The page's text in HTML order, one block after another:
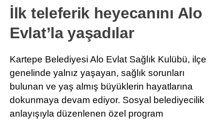
İlk teleferik heyecanını Alo
Evlat’la yaşadılar
Kartepe Belediyesi Alo Evlat Sağlık Kulübü, ilçe
genelinde yalnız yaşayan, sağlık sorunları
bulunan ve yaş almış büyüklerin hayatlarına
dokunmaya devam ediyor. Sosyal belediyecilik
anlayışıyla düzenlenen özel program